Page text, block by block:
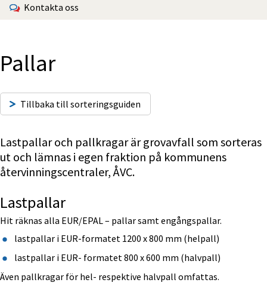
Kontakta oss
Pallar
Tillbaka till sorteringsguiden
Lastpallar och pallkragar är grovavfall som sorteras
ut och lämnas i egen fraktion på kommunens
återvinningscentraler, ÅVC.
Lastpallar
Hit räknas alla EUR/EPAL – pallar samt engångspallar.
lastpallar i EUR-formatet 1200 x 800 mm (helpall)
lastpallar i EUR- formatet 800 x 600 mm (halvpall)
Även pallkragar för hel- respektive halvpall omfattas.